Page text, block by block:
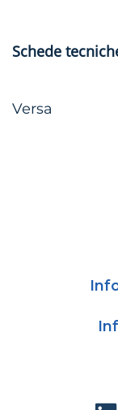
Schede
Versa